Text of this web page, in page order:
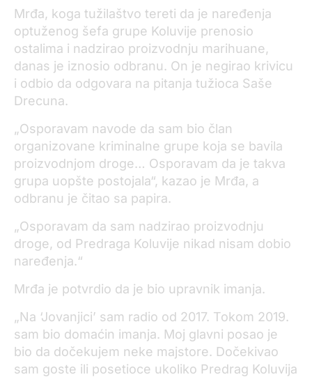
Mrđa, koga tužilaštvo tereti da je naređenja
optuženog šefa grupe Koluvije prenosio
ostalima i nadzirao proizvodnju marihuane,
danas je iznosio odbranu. On je negirao krivicu
i odbio da odgovara na pitanja tužioca Saše
Drecuna.
„Osporavam navode da sam bio član
organizovane kriminalne grupe koja se bavila
proizvodnjom droge… Osporavam da je takva
grupa uopšte postojala“, kazao je Mrđa, a
odbranu je čitao sa papira.
„Osporavam da sam nadzirao proizvodnju
droge, od Predraga Koluvije nikad nisam dobio
naređenja.“
Mrđa je potvrdio da je bio upravnik imanja.
„Na ‘Jovanjici’ sam radio od 2017. Tokom 2019.
sam bio domaćin imanja. Moj glavni posao je
bio da dočekujem neke majstore. Dočekivao
sam goste ili posetioce ukoliko Predrag Koluvija